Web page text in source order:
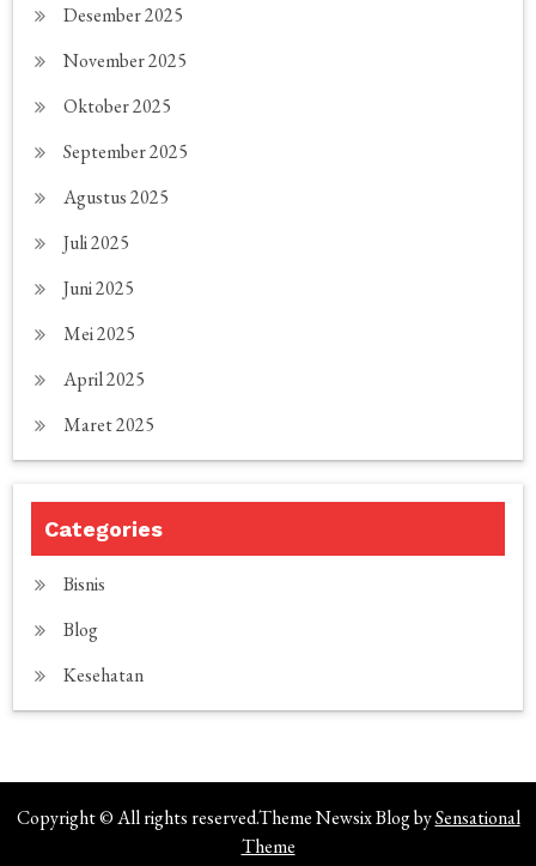
Desember 2025
November 2025
Oktober 2025
September 2025
Agustus 2025
Juli 2025
Juni 2025
Mei 2025
April 2025
Maret 2025
Categories
Bisnis
Blog
Kesehatan
Copyright © All rights reserved.Theme Newsix Blog bySensational
Theme